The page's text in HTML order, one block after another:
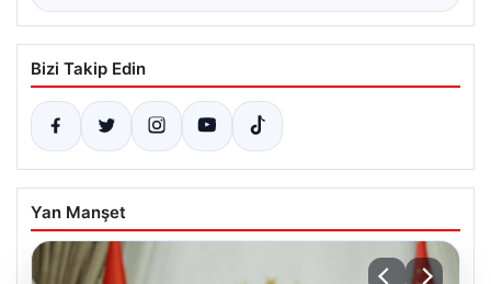
Bizi Takip Edin
Yan Manşet